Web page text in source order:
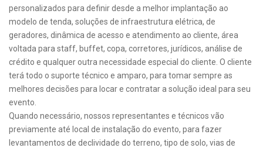
personalizados para definir desde a melhor implantação ao
modelo de tenda, soluções de infraestrutura elétrica, de
geradores, dinâmica de acesso e atendimento ao cliente, área
voltada para staff, buffet, copa, corretores, jurídicos, análise de
crédito e qualquer outra necessidade especial do cliente. O cliente
terá todo o suporte técnico e amparo, para tomar sempre as
melhores decisões para locar e contratar a solução ideal para seu
evento.
Quando necessário, nossos representantes e técnicos vão
previamente até local de instalação do evento, para fazer
levantamentos de declividade do terreno, tipo de solo, vias de